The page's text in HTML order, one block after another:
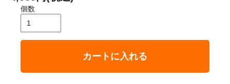
個数
カートに入れる